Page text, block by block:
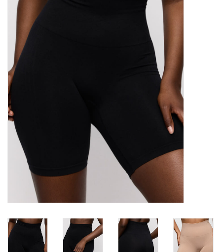
Nachtmode
Solden
Homewear
Badmode
Lingerie-accessoires
Cadeaubonnen